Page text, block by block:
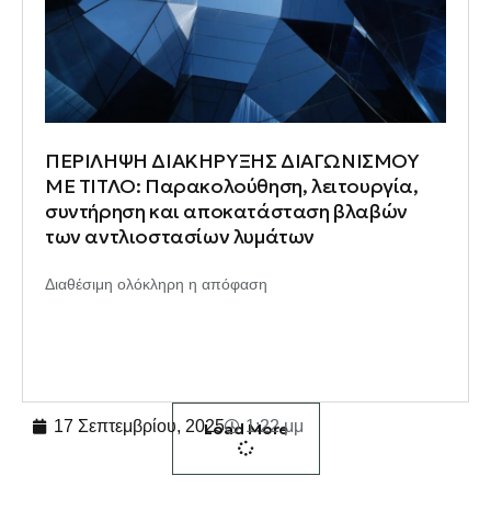
ΠΕΡΙΛΗΨΗ ΔΙΑΚΗΡΥΞΗΣ ΔΙΑΓΩΝΙΣΜΟΥ
ΜΕ ΤΙΤΛΟ: Παρακολούθηση, λειτουργία,
συντήρηση και αποκατάσταση βλαβών
των αντλιοστασίων λυμάτων
Διαθέσιμη ολόκληρη η απόφαση
17 Σεπτεμβρίου, 2025 1:22 μμ
Load More